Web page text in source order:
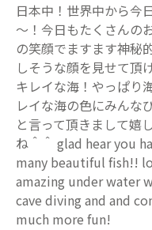
日本中！世界中から今
～！今日もたくさんの
の笑顔でますます神秘
しそうな顔を見せて頂
キレイな海！やっぱり
レイな海の色にみんな
と言って頂きまして嬉
ね＾＾ glad hear you
many beautiful fish!!
amazing under water
cave diving and and
much more fun!